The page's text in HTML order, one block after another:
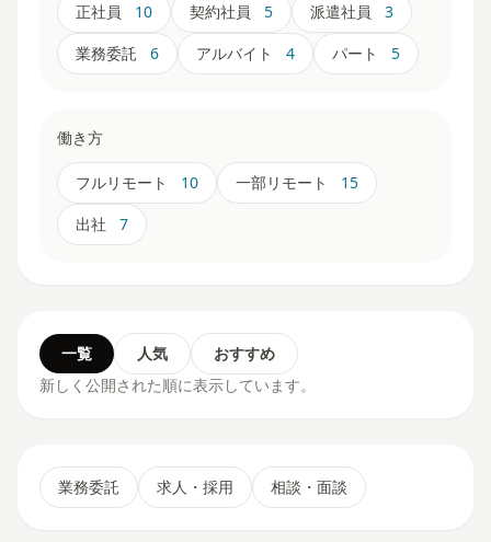
正社員 10 契約社員 5 派遣社員
3
業務委託
6 アルバイト 4 パート 5
働き方
フルリモート 10 一部リモート
15
出社
7
一覧 人気
おすすめ
新しく公開された順に表示しています。
業務委託 求人・採用 相談・面談